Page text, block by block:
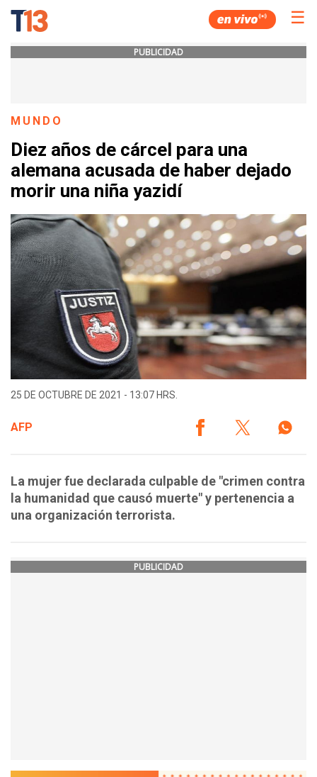
☰
PUBLICIDAD
MUNDO
Diez años de cárcel para una
alemana acusada de haber dejado
morir una niña yazidí
25 DE OCTUBRE DE 2021 - 13:07 HRS.
AFP
La mujer fue declarada culpable de "crimen contra
la humanidad que causó muerte" y pertenencia a
una organización terrorista.
PUBLICIDAD